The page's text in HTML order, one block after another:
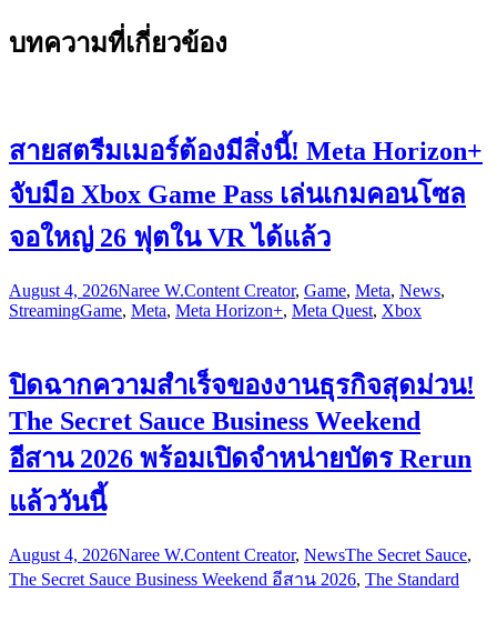
บทความที่เกี่ยวข้อง
สายสตรีมเมอร์ต้องมีสิ่งนี้! Meta Horizon+
จับมือ Xbox Game Pass เล่นเกมคอนโซล
จอใหญ่ 26 ฟุตใน VR ได้แล้ว
August 4, 2026Naree W.Content Creator, Game, Meta, News,
StreamingGame, Meta, Meta Horizon+, Meta Quest, Xbox
ปิดฉากความสำเร็จของงานธุรกิจสุดม่วน!
The Secret Sauce Business Weekend
อีสาน 2026 พร้อมเปิดจำหน่ายบัตร Rerun
แล้ววันนี้
August 4, 2026Naree W.Content Creator, NewsThe Secret Sauce,
The Secret Sauce Business Weekend อีสาน 2026, The Standard